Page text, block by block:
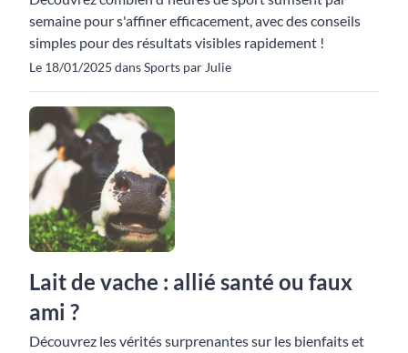
semaine pour s'affiner efficacement, avec des conseils
simples pour des résultats visibles rapidement !
Le 18/01/2025 dans Sports par Julie
Lait de vache : allié santé ou faux
ami ?
Découvrez les vérités surprenantes sur les bienfaits et